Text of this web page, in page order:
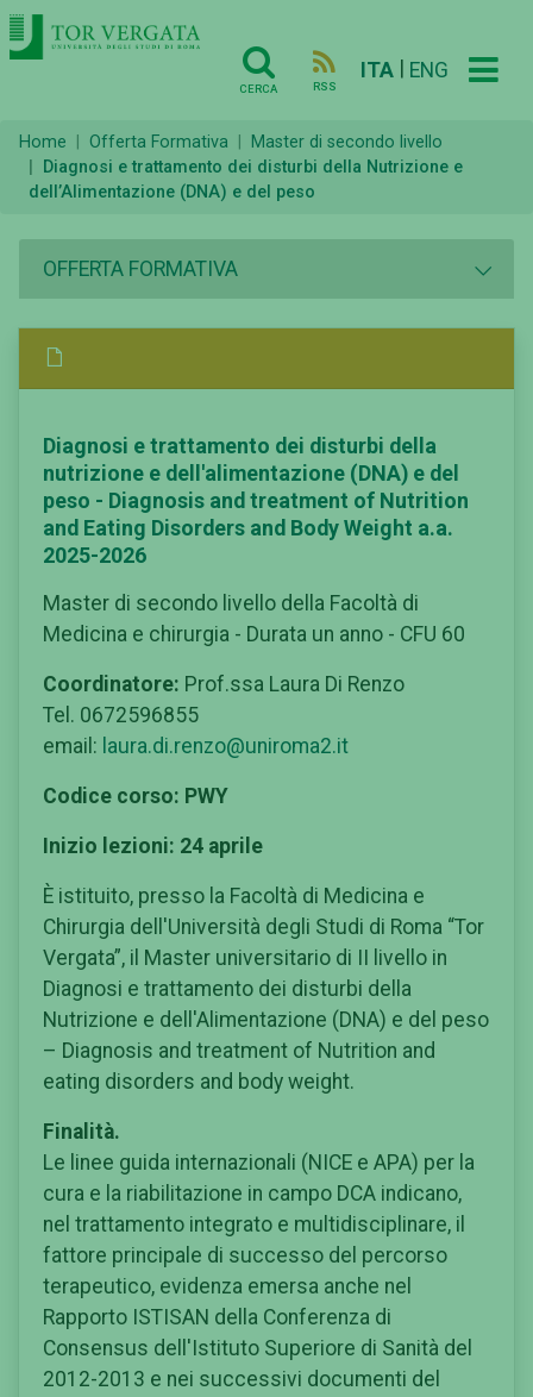
CERCA RSS
ITA ENG
Home Offerta Formativa
Master di secondo livello
Diagnosi e trattamento dei disturbi della Nutrizione e
dell’Alimentazione (DNA) e del peso
OFFERTA FORMATIVA
Diagnosi e trattamento dei disturbi della
nutrizione e dell'alimentazione (DNA) e del
peso - Diagnosis and treatment of Nutrition
and Eating Disorders and Body Weight a.a.
2025-2026
Master di secondo livello della Facoltà di
Medicina e chirurgia - Durata un anno - CFU 60
Coordinatore: Prof.ssa Laura Di Renzo
Tel. 0672596855
email: laura.di.renzo@uniroma2.it
Codice corso: PWY
Inizio lezioni: 24 aprile
È istituito, presso la Facoltà di Medicina e
Chirurgia dell'Università degli Studi di Roma “Tor
Vergata”, il Master universitario di II livello in
Diagnosi e trattamento dei disturbi della
Nutrizione e dell'Alimentazione (DNA) e del peso
– Diagnosis and treatment of Nutrition and
eating disorders and body weight.
Finalità.
Le linee guida internazionali (NICE e APA) per la
cura e la riabilitazione in campo DCA indicano,
nel trattamento integrato e multidisciplinare, il
fattore principale di successo del percorso
terapeutico, evidenza emersa anche nel
Rapporto ISTISAN della Conferenza di
Consensus dell'Istituto Superiore di Sanità del
2012-2013 e nei successivi documenti del